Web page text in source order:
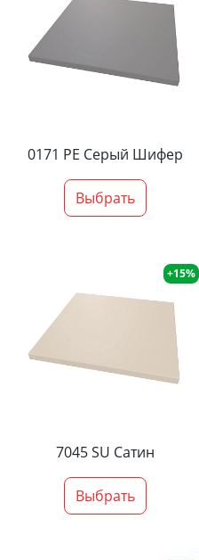
0171 PE Серый Шифер
Выбрать
+15%
7045 SU Сатин
Выбрать